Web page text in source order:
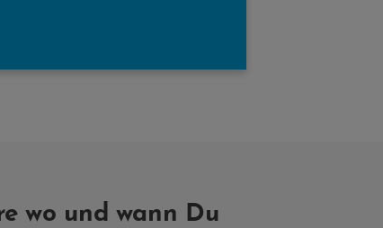
wo und wann Du